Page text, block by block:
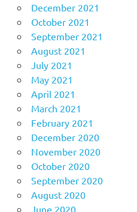
December 2021
October 2021
September 2021
August 2021
July 2021
May 2021
April 2021
March 2021
February 2021
December 2020
November 2020
October 2020
September 2020
August 2020
June 2020